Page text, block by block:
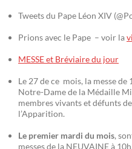
Tweets du Pape Léon XIV
Prions avec le Pape – voir la
MESSE et Bréviaire du jour
Le 27 de ce mois, la messe
Notre-Dame de la Médaille
membres vivants et défunts
l’Apparition.
Le premier mardi du mois,
messes de la NEUVAINE à